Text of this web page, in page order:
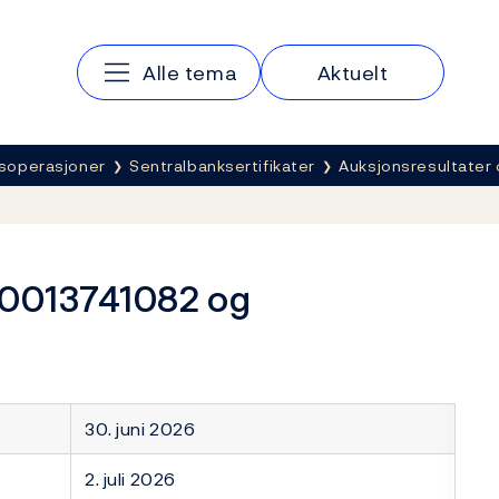
Hovedmeny
Alle tema Aktuelt
Sentralbanksertifikater Auksjonsresultater
og
30. juni 2026
2. juli 2026